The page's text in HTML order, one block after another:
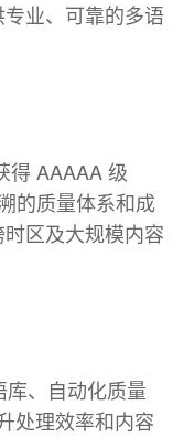
业、可靠的多语
得 AAAAA 级
的质量体系和成
区及大规模内容
、自动化质量
处理效率和内容